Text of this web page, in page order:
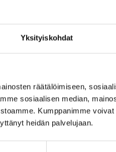
Yksityiskohdat
räätälöimiseen,
sosiaalisen median,
Kumppanimme
heidän palvelujaan.
kuntavaalit-2017/